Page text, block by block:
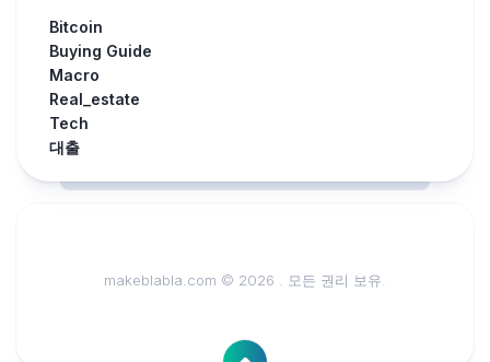
Bitcoin
Buying Guide
Macro
Real_estate
Tech
대출
makeblabla.com © 2026 . 모든 권리 보유.